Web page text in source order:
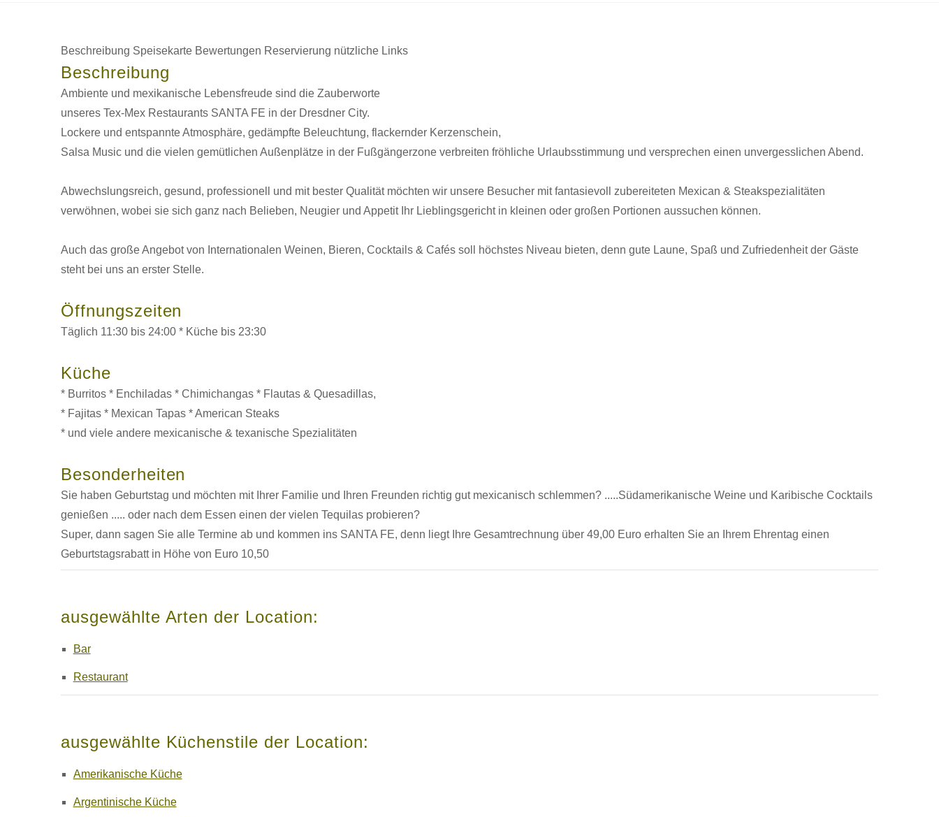
Beschreibung Speisekarte Bewertungen Reservierung nützliche Links
Beschreibung
Ambiente und mexikanische Lebensfreude sind die Zauberworte
unseres Tex-Mex Restaurants SANTA FE in der Dresdner City.
Lockere und entspannte Atmosphäre, gedämpfte Beleuchtung, flackernder Kerzenschein,
Salsa Music und die vielen gemütlichen Außenplätze in der Fußgängerzone verbreiten fröhliche Urlaubsstimmung und versprechen einen unvergesslichen Abend.
Abwechslungsreich, gesund, professionell und mit bester Qualität möchten wir unsere Besucher mit fantasievoll zubereiteten Mexican & Steakspezialitäten
verwöhnen, wobei sie sich ganz nach Belieben, Neugier und Appetit Ihr Lieblingsgericht in kleinen oder großen Portionen aussuchen können.
Auch das große Angebot von Internationalen Weinen, Bieren, Cocktails & Cafés soll höchstes Niveau bieten, denn gute Laune, Spaß und Zufriedenheit der Gäste
steht bei uns an erster Stelle.
Öffnungszeiten
Täglich 11:30 bis 24:00 * Küche bis 23:30
Küche
* Burritos * Enchiladas * Chimichangas * Flautas & Quesadillas,
* Fajitas * Mexican Tapas * American Steaks
* und viele andere mexicanische & texanische Spezialitäten
Besonderheiten
Sie haben Geburtstag und möchten mit Ihrer Familie und Ihren Freunden richtig gut mexicanisch schlemmen? .....Südamerikanische Weine und Karibische Cocktails
genießen ..... oder nach dem Essen einen der vielen Tequilas probieren?
Super, dann sagen Sie alle Termine ab und kommen ins SANTA FE, denn liegt Ihre Gesamtrechnung über 49,00 Euro erhalten Sie an Ihrem Ehrentag einen
Geburtstagsrabatt in Höhe von Euro 10,50
ausgewählte Arten der Location:
Bar
Restaurant
ausgewählte Küchenstile der Location:
Amerikanische Küche
Argentinische Küche